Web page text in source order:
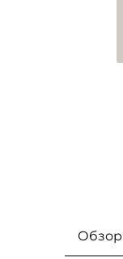
Обзор